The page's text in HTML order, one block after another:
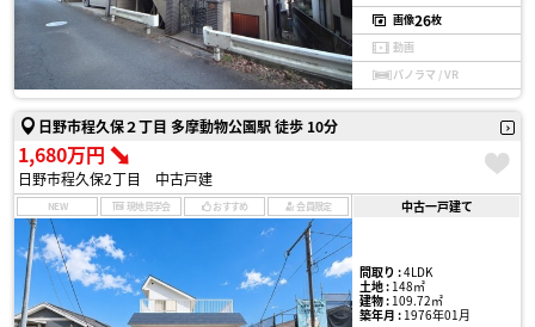
画像26枚
動画
パノラマ / VR
日野市程久保２丁目 多摩動物公園駅 徒歩 10分
1,680万円
日野市程久保2丁目 中古戸建
NEW 現地見学会 おすすめ 会員限定 中古一戸建て
間取り :4LDK
土地 :148㎡
建物 :109.72㎡
築年月 :1976年01月